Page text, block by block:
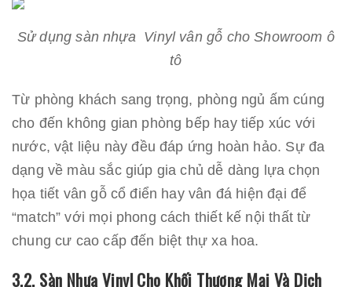
Sử dụng sàn nhựa Vinyl vân gỗ cho Showroom ô
tô
Từ phòng khách sang trọng, phòng ngủ ấm cúng
cho đến không gian phòng bếp hay tiếp xúc với
nước, vật liệu này đều đáp ứng hoàn hảo. Sự đa
dạng về màu sắc giúp gia chủ dễ dàng lựa chọn
họa tiết vân gỗ cổ điển hay vân đá hiện đại để
“match” với mọi phong cách thiết kế nội thất từ
chung cư cao cấp đến biệt thự xa hoa.
3.2. Sàn Nhựa Vinyl Cho Khối Thương Mại Và Dịch